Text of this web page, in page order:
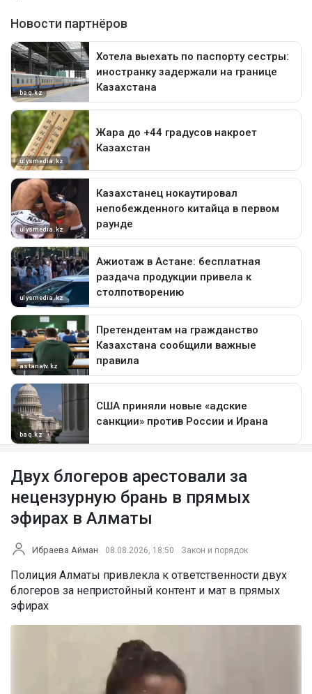
Двух блогеров арестовали за
нецензурную брань в прямых
эфирах в Алматы
Ибраева Айман 08.08.2026, 18:50 Закон и порядок
Полиция Алматы привлекла к ответственности двух
блогеров за непристойный контент и мат в прямых
эфирах